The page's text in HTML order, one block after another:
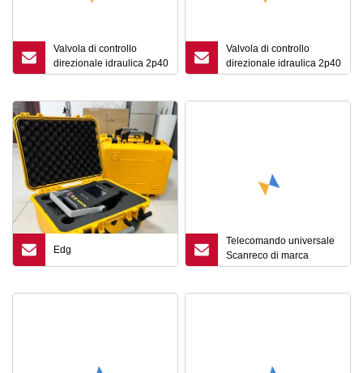
Valvola di controllo
direzionale idraulica 2p40
elettro
Valvola di controllo
direzionale idraulica 2p40
elettro
Edg
Telecomando universale
Scanreco di marca
popolare